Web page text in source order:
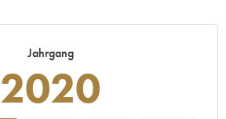
Jahrgang
2020